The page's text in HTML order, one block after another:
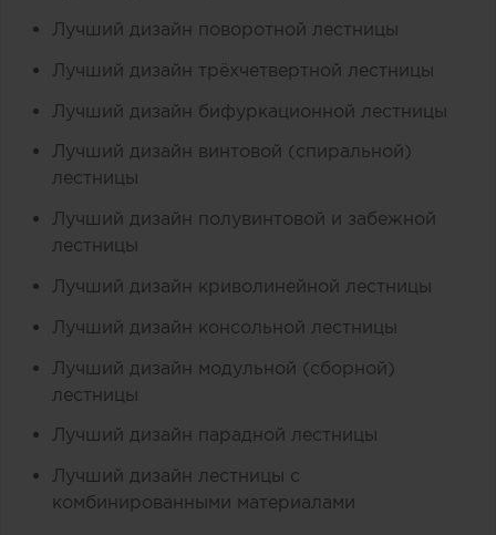
Лучший дизайн поворотной лестницы
Лучший дизайн трёхчетвертной лестницы
Лучший дизайн бифуркационной лестницы
Лучший дизайн винтовой (спиральной)
лестницы
Лучший дизайн полувинтовой и забежной
лестницы
Лучший дизайн криволинейной лестницы
Лучший дизайн консольной лестницы
Лучший дизайн модульной (сборной)
лестницы
Лучший дизайн парадной лестницы
Лучший дизайн лестницы с
комбинированными материалами